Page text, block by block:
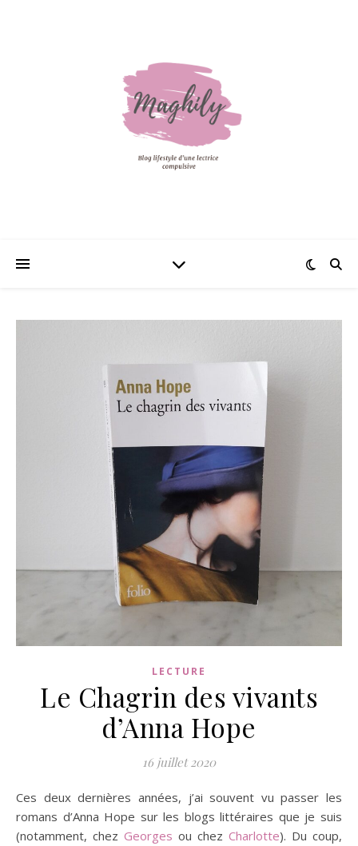
LECTURE
Le Chagrin des vivants
d’Anna Hope
16 juillet 2020
Ces deux dernières années, j’ai souvent vu passer les
romans d’Anna Hope sur les blogs littéraires que je suis
(notamment, chez Georges ou chez Charlotte). Du coup,